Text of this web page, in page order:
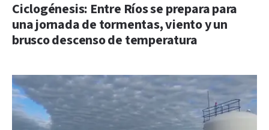
Ciclogénesis: Entre Ríos se prepara para
una jornada de tormentas, viento y un
brusco descenso de temperatura